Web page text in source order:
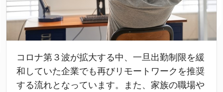
コロナ第３波が拡大する中、一旦出勤制限を緩
和していた企業でも再びリモートワークを推奨
する流れとなっています。また、家族の職場や